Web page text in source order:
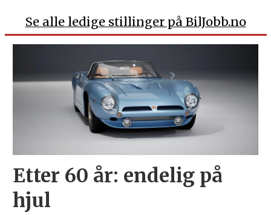
Se alle ledige stillinger på BilJobb.no
Etter 60 år: endelig på
hjul